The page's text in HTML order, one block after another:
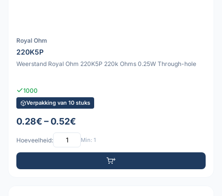
Royal Ohm
220K5P
Weerstand Royal Ohm 220K5P 220k Ohms 0.25W Through-hole
1000
Verpakking van 10 stuks
0.28€ – 0.52€
Hoeveelheid: Min: 1